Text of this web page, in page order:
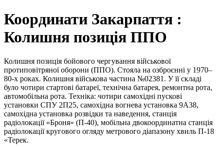
Координати Закарпаття :
Колишня позиція ППО
Колишня позиція бойового чергування військової
протиповітряної оборони (ППО). Стояла на озброєнні у 1970–
80-х роках. Колишня військова частина №02381. У її складі
було чотири стартові батареї, технічна батарея, ремонтна рота,
автомобільна рота. Техніка: чотири самохідні пускові
установки СПУ 2П25, самохідна вогнева установка 9А38,
самохідна установка розвідки та наведення, станція
радіолокації «Броня» (П-40), мобільна двокоординатна станція
радіолокації кругового огляду метрового діапазону хвиль П-18
«Терек.